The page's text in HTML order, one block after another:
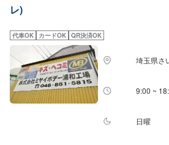
業中は代車をご利用ください。※代車の燃料代
ださい。駐車スペースは事務所前の空いている
い。受付はスタッフへ「メンテモで予約しまし
内いたします。【定休日・営業時間】定休日：
8:00~18:00
レ)
代車OK カードOK QR決済OK
埼玉県さ
9:00 ~
日曜